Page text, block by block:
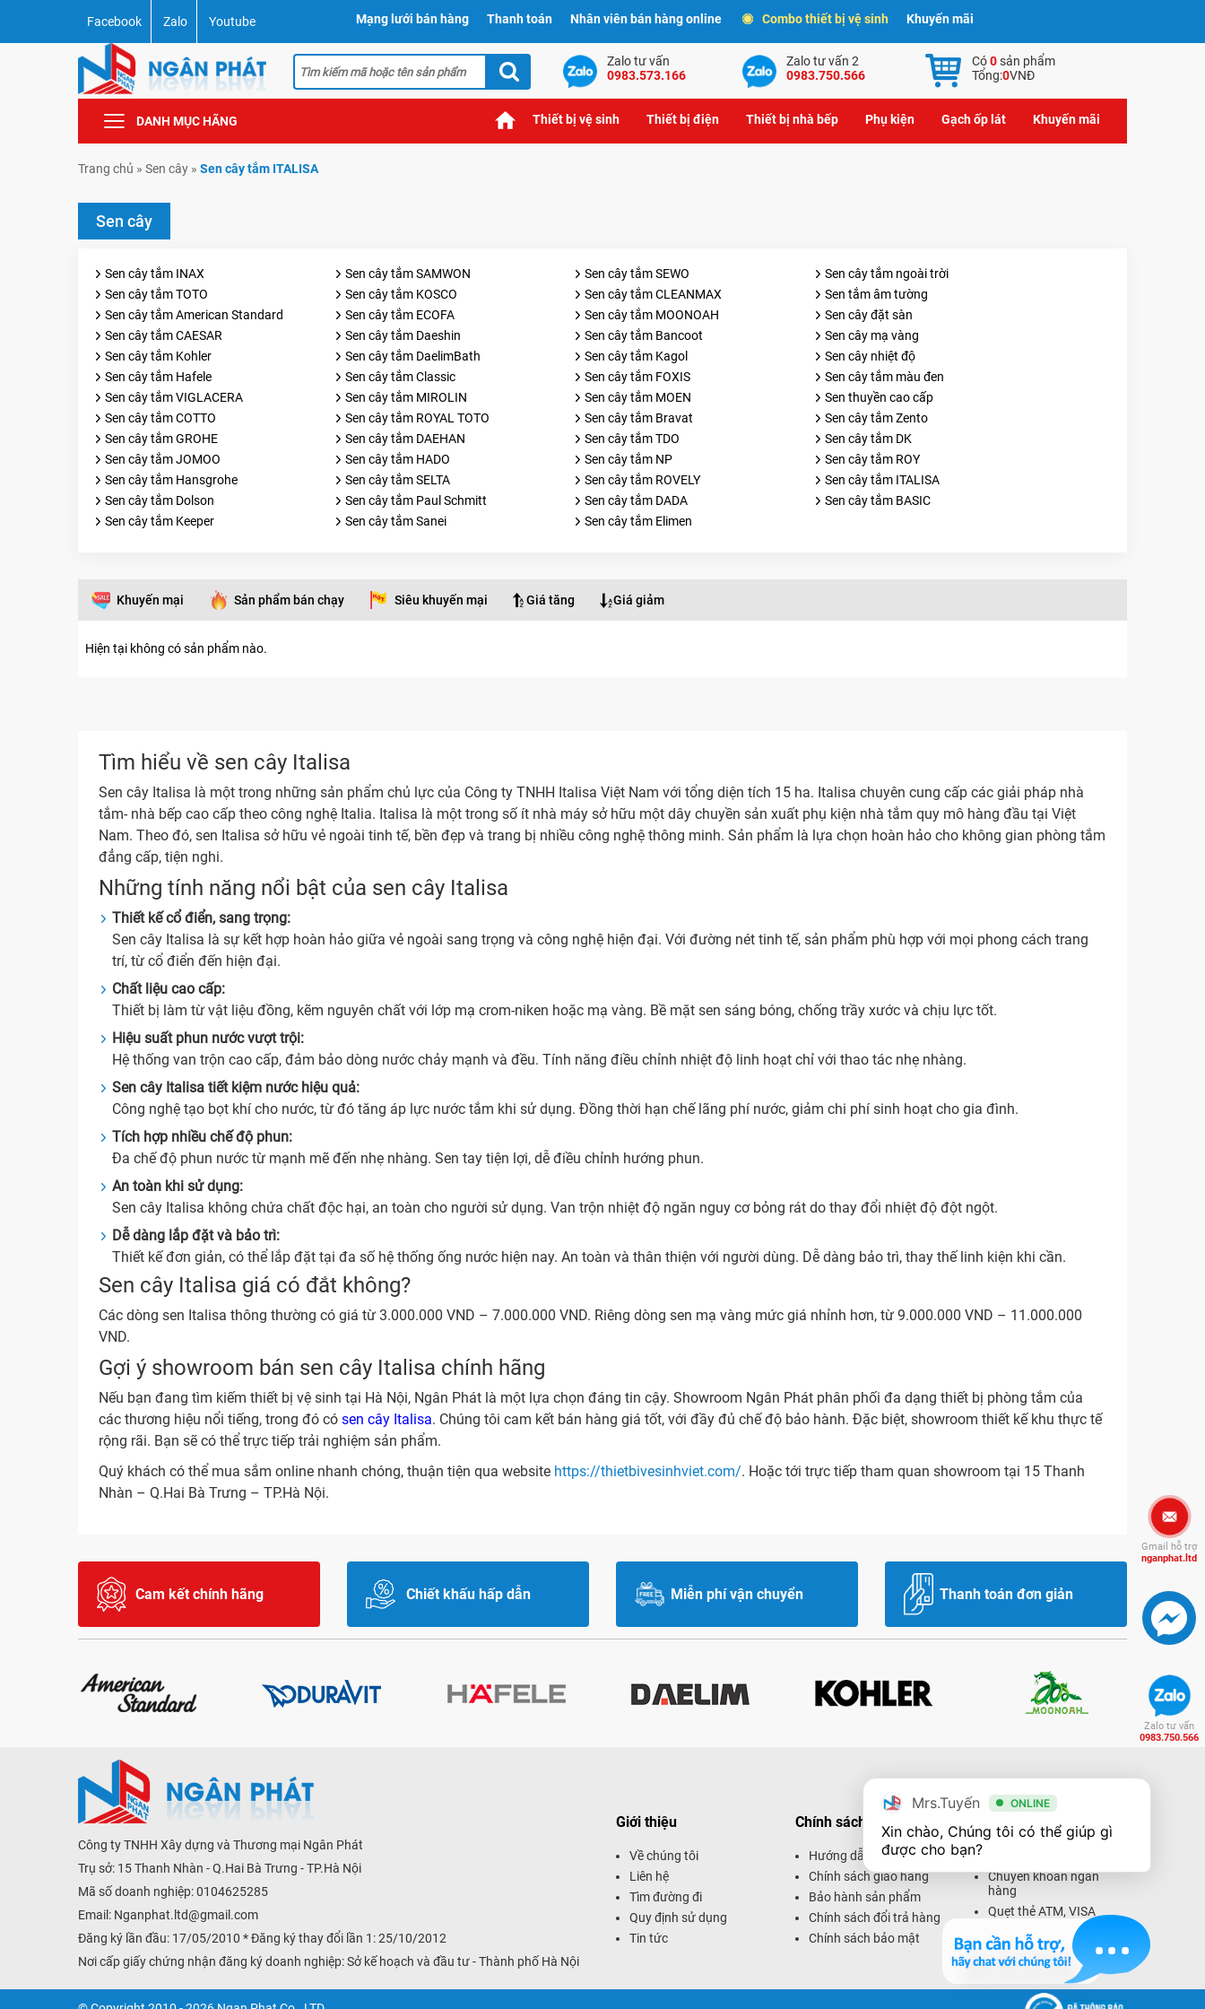
Facebook Zalo Youtube Mạng lưới bán hàng Thanh toán Nhân viên bán hàng online Combo thiết bị vệ sinh Khuyến mãi
Zalo tư vấn
0983.573.166
Zalo tư vấn 2
0983.750.566
Có0sản phẩm
Tổng:0VNĐ
DANH MỤC HÃNG Thiết bị vệ sinh Thiết bị điện Thiết bị nhà bếp Phụ kiện Gạch ốp lát Khuyến mãi
Trang chủ » Sen cây » Sen cây tắm ITALISA
Sen cây
Sen cây tắm INAX Sen cây tắm SAMWON Sen cây tắm SEWO
Sen cây tắm ngoài trời
Sen cây tắm TOTO
Sen cây tắm KOSCO Sen cây tắm CLEANMAX
Sen tắm âm tường
Sen cây tắm American Standard
Sen cây tắm ECOFA Sen cây tắm MOONOAH
Sen cây đặt sàn
Sen cây tắm CAESAR
Sen cây tắm Daeshin Sen cây tắm Bancoot
Sen cây mạ vàng
Sen cây tắm Kohler
Sen cây tắm DaelimBath Sen cây tắm Kagol
Sen cây nhiệt độ
Sen cây tắm Hafele
Sen cây tắm Classic Sen cây tắm FOXIS
Sen cây tắm màu đen
Sen cây tắm VIGLACERA
Sen cây tắm MIROLIN Sen cây tắm MOEN
Sen thuyền cao cấp
Sen cây tắm COTTO
Sen cây tắm ROYAL TOTO Sen cây tắm Bravat
Sen cây tắm Zento
Sen cây tắm GROHE
Sen cây tắm DAEHAN Sen cây tắm TDO
Sen cây tắm DK
Sen cây tắm JOMOO
Sen cây tắm HADO Sen cây tắm NP
Sen cây tắm ROY
Sen cây tắm Hansgrohe
Sen cây tắm SELTA Sen cây tắm ROVELY
Sen cây tắm ITALISA
Sen cây tắm Dolson
Sen cây tắm Paul Schmitt Sen cây tắm DADA
Sen cây tắm BASIC
Sen cây tắm Keeper
Sen cây tắm Sanei Sen cây tắm Elimen
Khuyến mại Sản phẩm bán chạy Siêu khuyến mại Giá tăng Giá giảm
Hiện tại không có sản phẩm nào.
Tìm hiểu về sen cây Italisa
Sen cây Italisa là một trong những sản phẩm chủ lực của Công ty TNHH Italisa Việt Nam với tổng diện tích 15 ha. Italisa chuyên cung cấp các giải pháp nhà
tắm- nhà bếp cao cấp theo công nghệ Italia. Italisa là một trong số ít nhà máy sở hữu một dây chuyền sản xuất phụ kiện nhà tắm quy mô hàng đầu tại Việt
Nam. Theo đó, sen Italisa sở hữu vẻ ngoài tinh tế, bền đẹp và trang bị nhiều công nghệ thông minh. Sản phẩm là lựa chọn hoàn hảo cho không gian phòng tắm
đẳng cấp, tiện nghi.
Những tính năng nổi bật của sen cây Italisa
Thiết kế cổ điển, sang trọng:
Sen cây Italisa là sự kết hợp hoàn hảo giữa vẻ ngoài sang trọng và công nghệ hiện đại. Với đường nét tinh tế, sản phẩm phù hợp với mọi phong cách trang
trí, từ cổ điển đến hiện đại.
Chất liệu cao cấp:
Thiết bị làm từ vật liệu đồng, kẽm nguyên chất với lớp mạ crom-niken hoặc mạ vàng. Bề mặt sen sáng bóng, chống trầy xước và chịu lực tốt.
Hiệu suất phun nước vượt trội:
Hệ thống van trộn cao cấp, đảm bảo dòng nước chảy mạnh và đều. Tính năng điều chỉnh nhiệt độ linh hoạt chỉ với thao tác nhẹ nhàng.
Sen cây Italisa tiết kiệm nước hiệu quả:
Công nghệ tạo bọt khí cho nước, từ đó tăng áp lực nước tắm khi sử dụng. Đồng thời hạn chế lãng phí nước, giảm chi phí sinh hoạt cho gia đình.
Tích hợp nhiều chế độ phun:
Đa chế độ phun nước từ mạnh mẽ đến nhẹ nhàng. Sen tay tiện lợi, dễ điều chỉnh hướng phun.
An toàn khi sử dụng:
Sen cây Italisa không chứa chất độc hại, an toàn cho người sử dụng. Van trộn nhiệt độ ngăn nguy cơ bỏng rát do thay đổi nhiệt độ đột ngột.
Dễ dàng lắp đặt và bảo trì:
Thiết kế đơn giản, có thể lắp đặt tại đa số hệ thống ống nước hiện nay. An toàn và thân thiện với người dùng. Dễ dàng bảo trì, thay thế linh kiện khi cần.
Sen cây Italisa giá có đắt không?
Các dòng sen Italisa thông thường có giá từ 3.000.000 VND – 7.000.000 VND. Riêng dòng sen mạ vàng mức giá nhỉnh hơn, từ 9.000.000 VND – 11.000.000
VND.
Gợi ý showroom bán sen cây Italisa chính hãng
Nếu bạn đang tìm kiếm thiết bị vệ sinh tại Hà Nội, Ngân Phát là một lựa chọn đáng tin cậy. Showroom Ngân Phát phân phối đa dạng thiết bị phòng tắm của
các thương hiệu nổi tiếng, trong đó cósen cây Italisa. Chúng tôi cam kết bán hàng giá tốt, với đầy đủ chế độ bảo hành. Đặc biệt, showroom thiết kế khu thực tế
rộng rãi. Bạn sẽ có thể trực tiếp trải nghiệm sản phẩm.
Quý khách có thể mua sắm online nhanh chóng, thuận tiện qua website https://thietbivesinhviet.com/. Hoặc tới trực tiếp tham quan showroom tại 15 Thanh
Nhàn – Q.Hai Bà Trưng – TP.Hà Nội.
Cam kết chính hãng Chiết khấu hấp dẫn Miễn phí vận chuyển Thanh toán đơn giản
Công ty TNHH Xây dựng và Thương mại Ngân Phát
Trụ sở: 15 Thanh Nhàn - Q.Hai Bà Trưng - TP.Hà Nội
Mã số doanh nghiệp: 0104625285
Email: Nganphat.ltd@gmail.com
Đăng ký lần đầu: 17/05/2010 * Đăng ký thay đổi lần 1: 25/10/2012
Nơi cấp giấy chứng nhận đăng ký doanh nghiệp: Sở kế hoạch và đầu tư - Thành phố Hà Nội
Giới thiệu
Về chúng tôi
Liên hệ
Tìm đường đi
Quy định sử dụng
Tin tức
Chính sách mua hàng
Hướng dẫn mua hàng
Chính sách giao hàng
Bảo hành sản phẩm
Chính sách đổi trả hàng
Chính sách bảo mật
Hình thức thanh toán
Chuyển khoản ngân
hàng
Quẹt thẻ ATM, VISA
Thanh toán trực tuyến
Gmail hỗ trợ
nganphat.ltd
Zalo tư vấn
0983.750.566
Mrs.Tuyến ONLINE
Xin chào, Chúng tôi có thể giúp gì
được cho bạn?